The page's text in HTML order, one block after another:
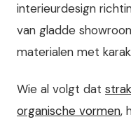
interieurdesign
van gladde
materialen met
Wie al volgt dat
organische vormen,